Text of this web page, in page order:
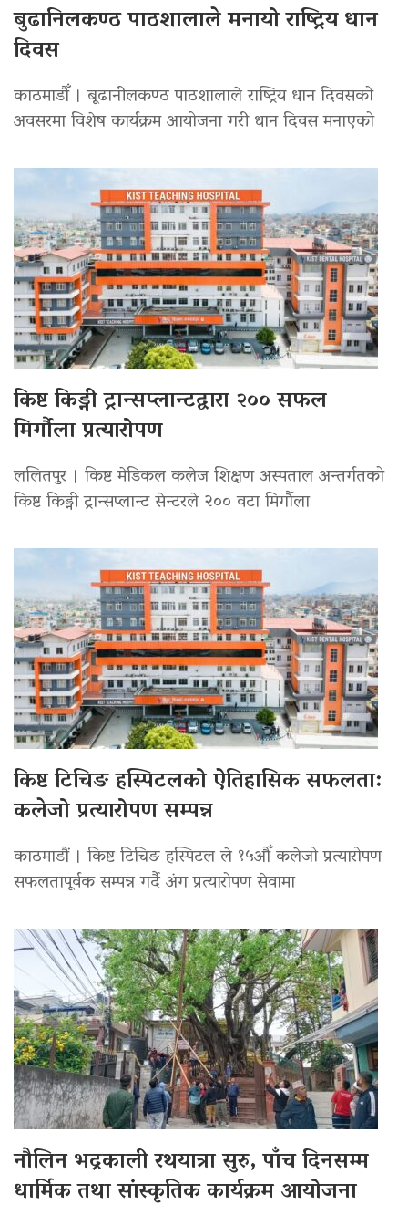
बुढानिलकण्ठ पाठशालाले मनायो राष्ट्रिय धान
दिवस
काठमाडौँ । बूढानीलकण्ठ पाठशालाले राष्ट्रिय धान दिवसको
अवसरमा विशेष कार्यक्रम आयोजना गरी धान दिवस मनाएको
किष्ट किड्नी ट्रान्सप्लान्टद्वारा २०० सफल
मिर्गौला प्रत्यारोपण
ललितपुर । किष्ट मेडिकल कलेज शिक्षण अस्पताल अन्तर्गतको
किष्ट किड्नी ट्रान्सप्लान्ट सेन्टरले २०० वटा मिर्गौला
किष्ट टिचिङ हस्पिटलको ऐतिहासिक सफलता:
कलेजो प्रत्यारोपण सम्पन्न
काठमाडौं । किष्ट टिचिङ हस्पिटल ले १५औँ कलेजो प्रत्यारोपण
सफलतापूर्वक सम्पन्न गर्दै अंग प्रत्यारोपण सेवामा
नौलिन भद्रकाली रथयात्रा सुरु, पाँच दिनसम्म
धार्मिक तथा सांस्कृतिक कार्यक्रम आयोजना